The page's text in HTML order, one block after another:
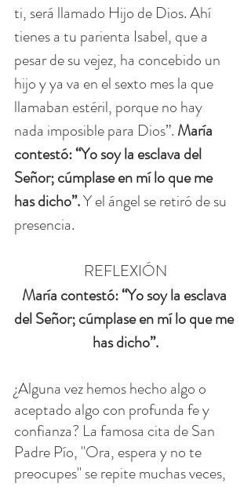
ti, será llamado Hijo de Dios. Ahí
tienes a tu parienta Isabel, que a
pesar de su vejez, ha concebido un
hijo y ya va en el sexto mes la que
llamaban estéril, porque no hay
nada imposible para Dios”. María
contestó: “Yo soy la esclava del
Señor; cúmplase en mí lo que me
has dicho”. Y el ángel se retiró de su
presencia.
REFLEXIÓN
María contestó: “Yo soy la esclava
del Señor; cúmplase en mí lo que me
has dicho”.
¿Alguna vez hemos hecho algo o
aceptado algo con profunda fe y
confianza? La famosa cita de San
Padre Pío, "Ora, espera y no te
preocupes" se repite muchas veces,